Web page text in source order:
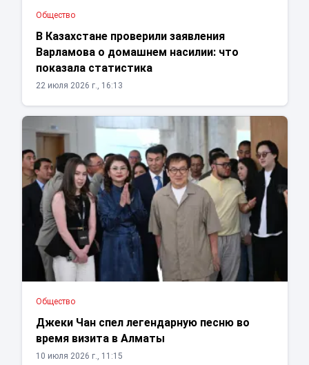
Общество
В Казахстане проверили заявления
Варламова о домашнем насилии: что
показала статистика
22 июля 2026 г., 16:13
Общество
Джеки Чан спел легендарную песню во
время визита в Алматы
10 июля 2026 г., 11:15